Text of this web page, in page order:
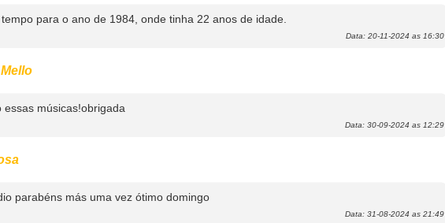
para o ano de 1984, onde tinha 22 anos de idade.
Data: 20-11-2024 as 16:30
essas músicas!obrigada
Data: 30-09-2024 as 12:29
parabéns más uma vez ótimo domingo
Data: 31-08-2024 as 21:49